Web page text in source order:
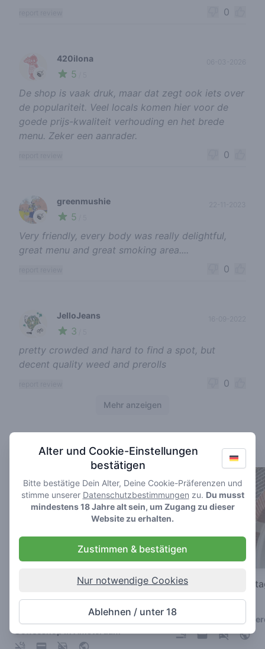
0
🍃
420ilona
5
06-03-2026
De shop is vaak druk, maar dat zegt ook iets over
de populariteit. Veel locals komen hier voor de
goede prijs-kwaliteit verhouding en het brede
menu. Zeker een aanrader.
0
🍃
greenmushie
5
22-11-2023
Very friendly, every body was really delightful,
great menu and great smoking area....
0
🌱
JelloJeans
3
pretty crowded and hard to find a spot, but
decent quality weed and prerolls
0
Mehr anzeigen
Cannabis shops nearby
Program Coffeeshop | De Pijp
Coffeeshop in Amsterdam
Coffeeshop
5
Coffeeshop in
Alter und Cookie-Einstellungen
bestätigen
Bitte bestätige Dein Alter, Deine Cookie-Präferenzen und
stimme unserer Datenschutzbestimmungen zu. Du musst
mindestens 18 Jahre alt sein, um Zugang zu dieser
Website zu erhalten.
Zustimmen & bestätigen
Nur notwendige Cookies
Ablehnen / unter 18